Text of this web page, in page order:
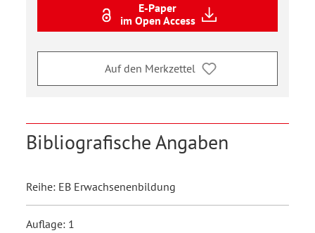
E-Paper
im Open Access
Auf den Merkzettel
Bibliografische Angaben
Reihe: EB Erwachsenenbildung
Auflage: 1